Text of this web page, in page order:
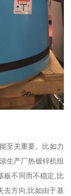
至关重要。比如力
生产厂热镀锌机组
板不同而不稳定,比
去方向;比如由于基